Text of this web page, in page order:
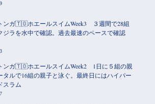
ンガ🇹🇴ホエールスイムWeek3 ３週間で28組
ジラを水中で確認。過去最速のペースで確認
ンガ🇹🇴ホエールスイムWeek2 1日に５組の親
タルで16組の親子と泳ぐ。最終日にはハイパー
スラム